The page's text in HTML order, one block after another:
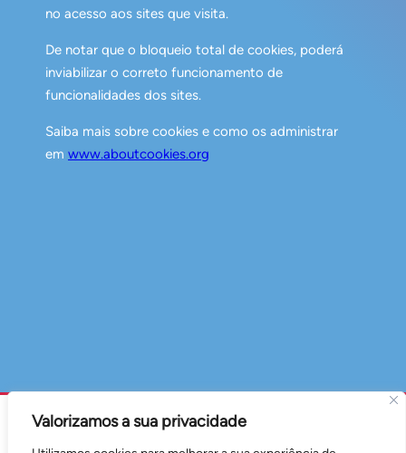
Valorizamos a sua privacidade
no acesso aos sites que visita.
De notar que o bloqueio total de cookies, poderá
inviabilizar o correto funcionamento de
funcionalidades dos sites.
Saiba mais sobre cookies e como os administrar
em www.aboutcookies.org